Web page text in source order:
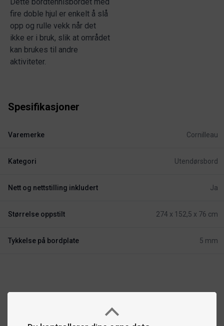
fire doble hjul er enkelt å slå
opp og rulle vekk når det
ikke er i bruk, slik at området
kan brukes til andre
aktiviteter.
Spesifikasjoner
Varemerke Cornilleau
Kategori Utendørsbord
Nett og nettstilling inkludert Ja
Størrelse oppstilt 274 x 152,5 x 76 cm
Tykkelse på bordplate 5 mm